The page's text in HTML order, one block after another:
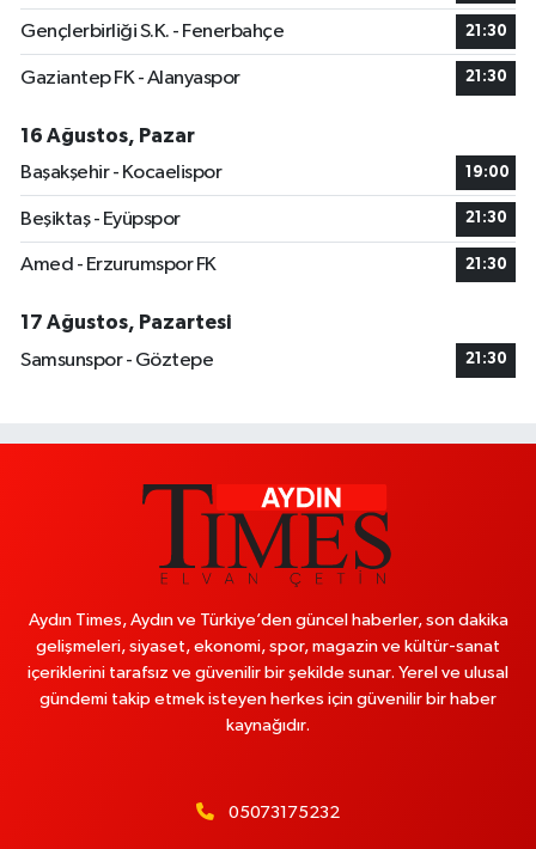
Gençlerbirliği S.K. - Fenerbahçe 21:30
Gaziantep FK - Alanyaspor 21:30
16 Ağustos, Pazar
Başakşehir - Kocaelispor
19:00
Beşiktaş - Eyüpspor 21:30
Amed - Erzurumspor FK 21:30
17 Ağustos, Pazartesi
Samsunspor - Göztepe
21:30
Aydın Times, Aydın ve Türkiye’den güncel haberler, son dakika
gelişmeleri, siyaset, ekonomi, spor, magazin ve kültür-sanat
içeriklerini tarafsız ve güvenilir bir şekilde sunar. Yerel ve ulusal
gündemi takip etmek isteyen herkes için güvenilir bir haber
kaynağıdır.
05073175232